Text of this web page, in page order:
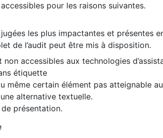
pour les raisons suivantes.
les plus impactantes et présentes
de l’audit peut être mis à disposition.
accessibles aux technologies
étiquette
même certain élément pas atteignable
alternative textuelle.
présentation.